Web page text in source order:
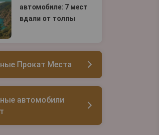
автомобиле: 7 мест
вдали от толпы
Прокат Места
автомобили